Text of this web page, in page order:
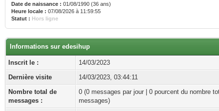
Date de naissance : 01/08/1990 (36 ans)
Heure locale : 07/08/2026 à 11:59:55
Statut : Hors ligne
Informations sur edesihup
Inscrit le :
14/03/2023
Dernière visite
14/03/2023, 03:44:11
Nombre total de
messages :
0 (0 messages par jour | 0 pourcent du nombre
messages)